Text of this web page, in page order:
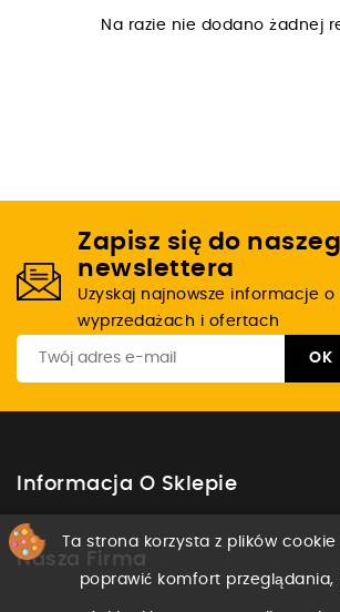
Na razie nie dodano żadnej
Zapisz się do
newslettera
Uzyskaj najnowsze informacje
wyprzedażach i ofertach
Informacja O Sklepie
Nasza Firma
Ta strona korzysta z plików
poprawić komfort przeglądania,